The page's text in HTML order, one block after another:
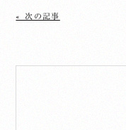
« 次の記事